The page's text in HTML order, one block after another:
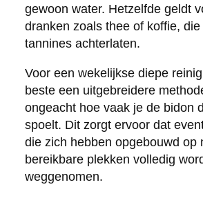
gewoon water. Hetzelfde geldt
dranken zoals thee of koffie, die
tannines achterlaten.
Voor een wekelijkse diepe
beste een uitgebreidere
ongeacht hoe vaak je de bidon
spoelt. Dit zorgt ervoor dat
die zich hebben opgebouwd op
bereikbare plekken volledig
weggenomen.